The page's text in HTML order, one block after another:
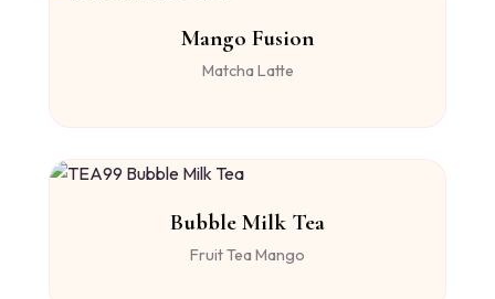
Mango Fusion
Matcha Latte
Bubble Milk Tea
Fruit Tea Mango